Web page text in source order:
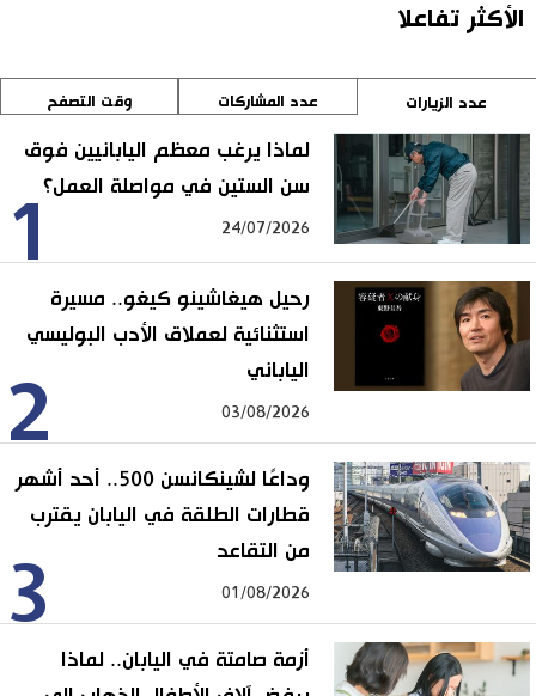
الأكثر تفاعلا
عدد الزيارات عدد المشاركات وقت التصفح
1
لماذا يرغب معظم اليابانيين فوق
سن الستين في مواصلة العمل؟
24/07/2026
2
رحيل هيغاشينو كيغو.. مسيرة
استثنائية لعملاق الأدب البوليسي
الياباني
03/08/2026
3
وداعًا لشينكانسن 500.. أحد أشهر
قطارات الطلقة في اليابان يقترب
من التقاعد
01/08/2026
أزمة صامتة في اليابان.. لماذا